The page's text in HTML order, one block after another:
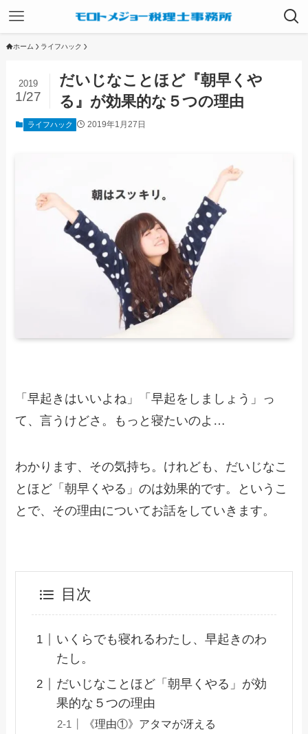
ホーム ライフハック
だいじなことほど『朝早くや
る』が効果的な５つの理由
2019
1/27
ライフハック 2019年1月27日
「早起きはいいよね」「早起をしましょう」っ
て、言うけどさ。もっと寝たいのよ…
わかります、その気持ち。けれども、だいじなこ
とほど「朝早くやる」のは効果的です。というこ
とで、その理由についてお話をしていきます。
目次
いくらでも寝れるわたし、早起きのわ
たし。
だいじなことほど「朝早くやる」が効
果的な５つの理由
《理由①》アタマが冴える